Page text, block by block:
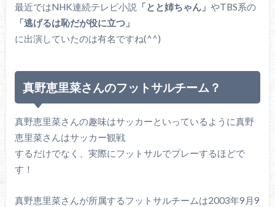
最近ではNHK連続テレビ小説 「とと姉ちゃん」 やTBS系の
「逃げるは恥だが役に立つ」
に出演していたのは有名ですね(^^)
真野恵里菜さんのフットサルチーム？
真野恵里菜さんの趣味はサッカーといっているように真野
恵里菜さんはサッカー観戦
するだけでなく、実際にフットサルでプレーするほどで
す！
真野恵里菜さんが所属するフットサルチームは2003年9月9